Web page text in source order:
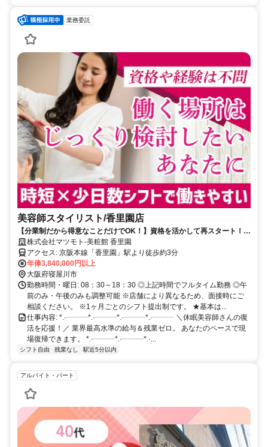
業務委託
美容師スタイリスト/香里園店
【分業制だから得意なことだけでOK！】資格を活かして再スタート！休
眠美容師さん歓迎◎ 残業なし/ブランクOK
株式会社マツモト-美粧館 香里園
アクセス: 京阪本線「香里園」駅より徒歩約3分
年俸3,840,000円以上
大阪府寝屋川市
勤務時間・曜日: 08：30～18：30 ◎上記時間でフルタイム勤務 ◎午
前のみ・午後のみも調整可能 ※店舗により異なるため、面接時にご
相談ください。 ※1ヶ月ごとのシフト提出制です。 ★基本は...
仕事内容: *.·┈┈┈*.·┈┈┈*.·┈┈┈*.·┈┈┈ ＼休眠美容師さんの復
活を応援！／ 業界最高水準の給与＆残業ゼロ。 あなたのペースで現
場復帰できます。 *.·┈┈┈*.·┈┈┈*.·...
シフト自由 残業なし 駅近5分以内
アルバイト・パート